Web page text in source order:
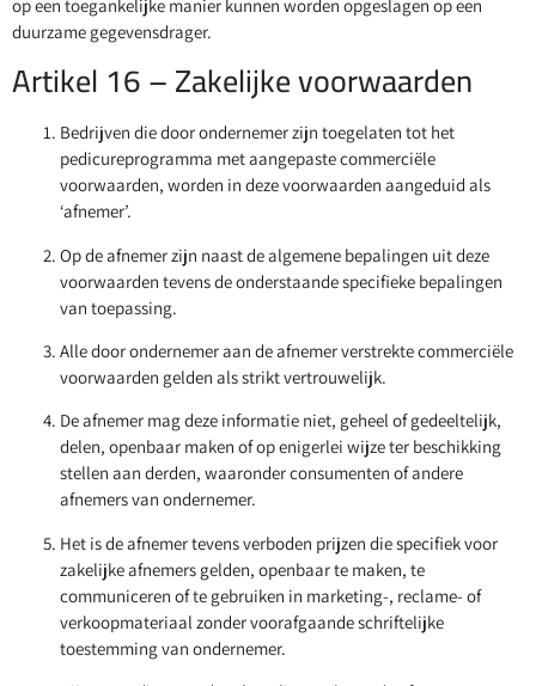
op een toegankelijke manier kunnen worden opgeslagen op een
duurzame gegevensdrager.
Artikel 16 – Zakelijke voorwaarden
Bedrijven die door ondernemer zijn toegelaten tot het
pedicureprogramma met aangepaste commerciële
voorwaarden, worden in deze voorwaarden aangeduid als
‘afnemer’.
Op de afnemer zijn naast de algemene bepalingen uit deze
voorwaarden tevens de onderstaande specifieke bepalingen
van toepassing.
Alle door ondernemer aan de afnemer verstrekte commerciële
voorwaarden gelden als strikt vertrouwelijk.
De afnemer mag deze informatie niet, geheel of gedeeltelijk,
delen, openbaar maken of op enigerlei wijze ter beschikking
stellen aan derden, waaronder consumenten of andere
afnemers van ondernemer.
Het is de afnemer tevens verboden prijzen die specifiek voor
zakelijke afnemers gelden, openbaar te maken, te
communiceren of te gebruiken in marketing-, reclame- of
verkoopmateriaal zonder voorafgaande schriftelijke
toestemming van ondernemer.